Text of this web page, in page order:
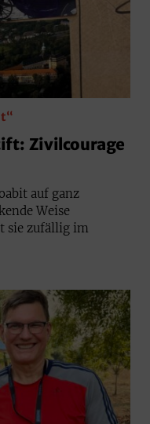
Zivilcourage
auf ganz
Weise
sie zufällig im